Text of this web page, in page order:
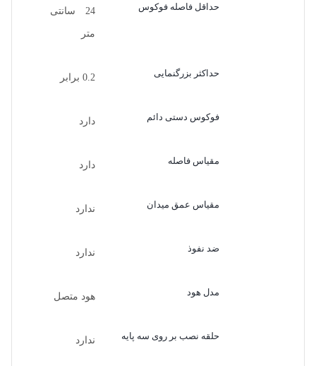
حداقل فاصله فوکوس 24 سانتی
متر
حداکثر بزرگنمایی 0.2 برابر
فوکوس دستی دائم دارد
مقیاس فاصله دارد
مقیاس عمق میدان ندارد
ضد نفوذ ندارد
مدل هود هود متصل
حلقه نصب بر روی سه پایه ندارد